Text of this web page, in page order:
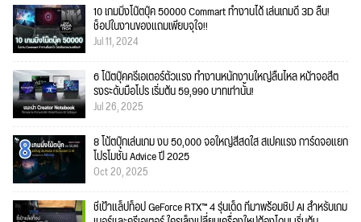
10 เกมมิ่งโน๊ตบุ๊ค 50000 Commart ทำงานได้ เล่นเกมดี 3D ลื่น!
ช็อปในงานของแถมเพียบจุใจ!!
Jul 11, 2024
6 โน๊ตบุ๊คครีเอเตอร์ตัวแรง ทำงานหนักงานใหญ่ลื่นไหล หน้าจอสีต
รงระดับมือโปร เริ่มต้น 59,990 บาทเท่านั้น!
Jul 26, 2025
8 โน้ตบุ๊กเล่นเกม งบ 50,000 จอใหญ่สีสดใส สเปคแรง การ์ดจอแยก
โปรโมชั่น Advice ปี 2025
Oct 20, 2025
ชี้เป้าแล็ปท็อป GeForce RTX™ 4 รุ่นเด็ด ที่มาพร้อมชิป AI สำหรับเกม